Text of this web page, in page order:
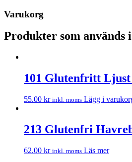
Varukorg
Produkter som används
101 Glutenfritt
55.00 kr inkl. moms Lägg i
213 Glutenfri
62.00 kr inkl. moms Läs mer